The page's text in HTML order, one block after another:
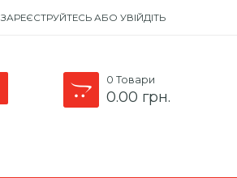
ЗАРЕЄСТРУЙТЕСЬ АБО УВІЙДІТЬ
0 Товари
0.00 грн.